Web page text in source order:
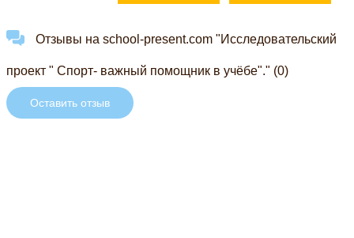
Отзывы на school-present.com "Исследовательский
проект " Спорт- важный помощник в учёбе"." (0)
Оставить отзыв